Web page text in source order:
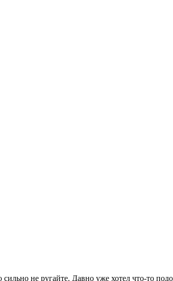
не ругайте. Давно уже хотел что-то